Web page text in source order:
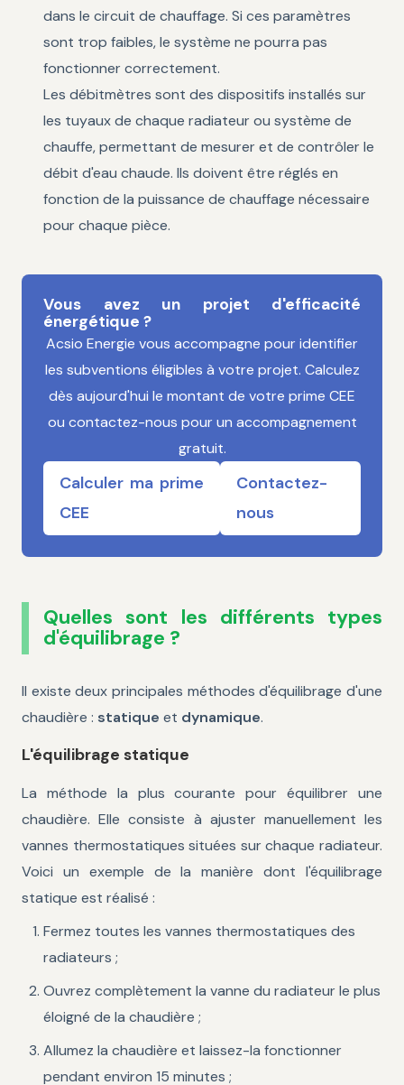
dans le circuit de chauffage. Si ces paramètres
sont trop faibles, le système ne pourra pas
fonctionner correctement.
Les débitmètres sont des dispositifs installés sur
les tuyaux de chaque radiateur ou système de
chauffe, permettant de mesurer et de contrôler le
débit d'eau chaude. Ils doivent être réglés en
fonction de la puissance de chauffage nécessaire
pour chaque pièce.
Vous avez un projet d'efficacité
énergétique ?
Acsio Energie vous accompagne pour identifier
les subventions éligibles à votre projet. Calculez
dès aujourd'hui le montant de votre prime CEE
ou contactez-nous pour un accompagnement
gratuit.
Calculer ma prime
CEE
Contactez-
nous
Quelles sont les différents types
d'équilibrage ?
Il existe deux principales méthodes d'équilibrage d'une
chaudière : statique et dynamique.
L'équilibrage statique
La méthode la plus courante pour équilibrer une
chaudière. Elle consiste à ajuster manuellement les
vannes thermostatiques situées sur chaque radiateur.
Voici un exemple de la manière dont l'équilibrage
statique est réalisé :
Fermez toutes les vannes thermostatiques des
radiateurs ;
Ouvrez complètement la vanne du radiateur le plus
éloigné de la chaudière ;
Allumez la chaudière et laissez-la fonctionner
pendant environ 15 minutes ;